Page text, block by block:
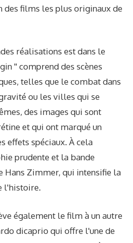
des films les plus originaux de
réalisations est dans le
'' comprend des scènes
telles que le combat dans
ou les villes qui se
des images qui sont
et qui ont marqué un
effets spéciaux. À cela
prudente et la bande
Hans Zimmer, qui intensifie la
l'histoire.
également le film à un autre
dicaprio qui offre l'une de